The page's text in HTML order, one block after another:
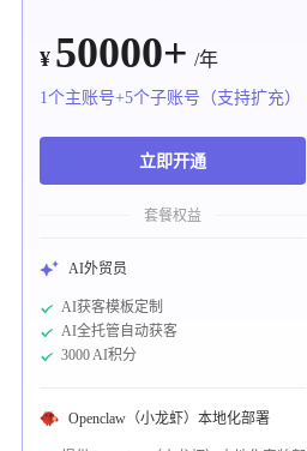
¥ 50000+ /年
1个主账号+5个子账号（支持扩充）
立即开通
套餐权益
AI外贸员
AI获客模板定制
AI全托管自动获客
3000 AI积分
Openclaw（小龙虾）本地化部署